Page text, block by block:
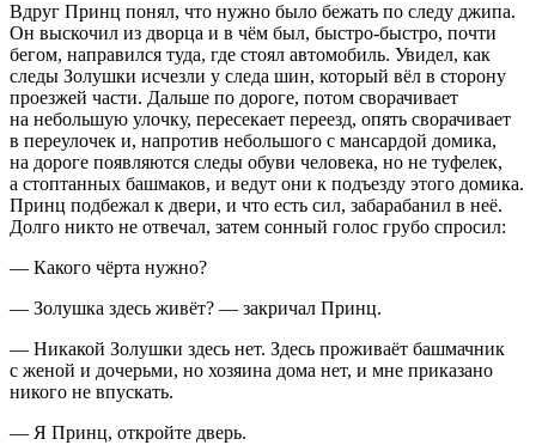
Вдруг Принц понял, что нужно было бежать по следу джипа.
Он выскочил из дворца и в чём был, быстро-быстро, почти
бегом, направился туда, где стоял автомобиль. Увидел, как
следы Золушки исчезли у следа шин, который вёл в сторону
проезжей части. Дальше по дороге, потом сворачивает
на небольшую улочку, пересекает переезд, опять сворачивает
в переулочек и, напротив небольшого с мансардой домика,
на дороге появляются следы обуви человека, но не туфелек,
а стоптанных башмаков, и ведут они к подъезду этого домика.
Принц подбежал к двери, и что есть сил, забарабанил в неё.
Долго никто не отвечал, затем сонный голос грубо спросил:
— Какого чёрта нужно?
— Золушка здесь живёт? — закричал Принц.
— Никакой Золушки здесь нет. Здесь проживаёт башмачник
с женой и дочерьми, но хозяина дома нет, и мне приказано
никого не впускать.
— Я Принц, откройте дверь.